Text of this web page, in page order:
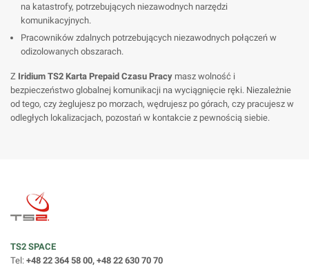
na katastrofy, potrzebujących niezawodnych narzędzi
komunikacyjnych.
Pracowników zdalnych potrzebujących niezawodnych połączeń w
odizolowanych obszarach.
Z Iridium TS2 Karta Prepaid Czasu Pracy masz wolność i
bezpieczeństwo globalnej komunikacji na wyciągnięcie ręki. Niezależnie
od tego, czy żeglujesz po morzach, wędrujesz po górach, czy pracujesz w
odległych lokalizacjach, pozostań w kontakcie z pewnością siebie.
TS2 SPACE
Tel: +48 22 364 58 00, +48 22 630 70 70